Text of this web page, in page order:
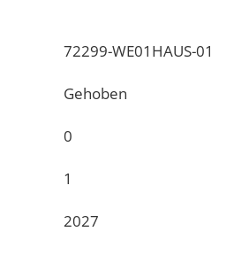
72299-WE01HAUS-01
Gehoben
0
1
2027